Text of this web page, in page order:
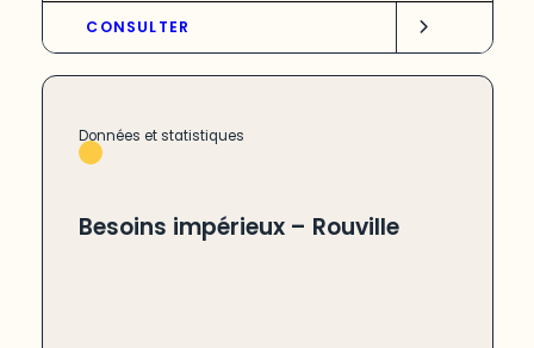
CONSULTER
Données et statistiques
Besoins impérieux – Rouville